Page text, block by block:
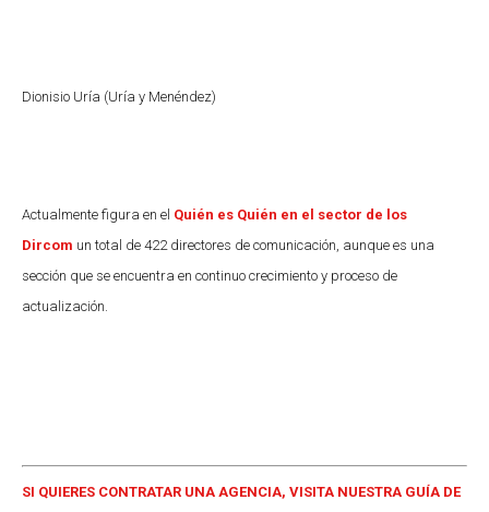
Dionisio Uría (Uría y Menéndez)
Actualmente figura en el Quién es Quién en el sector de los
Dircom un total de 422 directores de comunicación, aunque es una
sección que se encuentra en continuo crecimiento y proceso de
actualización.
SI QUIERES CONTRATAR UNA AGENCIA, VISITA NUESTRA GUÍA DE